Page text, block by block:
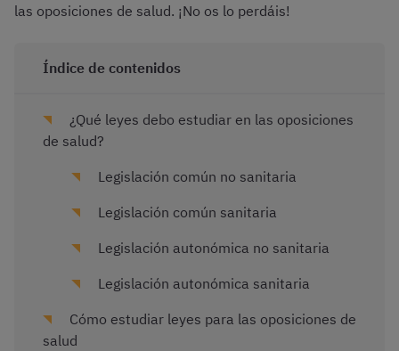
las oposiciones de salud. ¡No os lo perdáis!
Índice de contenidos
¿Qué leyes debo estudiar en las oposiciones
de salud?
Legislación común no sanitaria
Legislación común sanitaria
Legislación autonómica no sanitaria
Legislación autonómica sanitaria
Cómo estudiar leyes para las oposiciones de
salud